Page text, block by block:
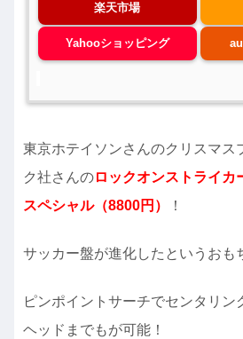
楽天市場
Yahooショッピング
東京ホテイソンさんのクリスマス
ク社さんのロックオンストライカ
スペシャル（8800円）
！
サッカー盤が進化したというおも
ピンポイントサーチでセンタリン
ヘッドまでもが可能！